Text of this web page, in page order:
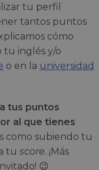
tu perfil
tantos puntos
cómo
tu inglés y/o
o en la universidad
tus puntos
al que tienes
como subiendo tu
tu score. ¡Más
😉